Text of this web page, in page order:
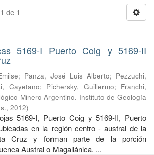
de 1
5169-I Puerto Coig y 5169-II
; Panza, José Luis Alberto; Pezzuchi,
Cayetano; Pichersky, Guillermo; Franchi,
Minero Argentino. Instituto de Geología
, 2012)
5169-I, Puerto Coig y 5169-II, Puerto
en la región centro - austral de la
Cruz y forman parte de la porción
Austral o Magallánica. ...